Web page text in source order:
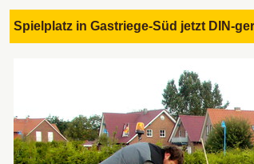
Spielplatz in Gastriege-Süd